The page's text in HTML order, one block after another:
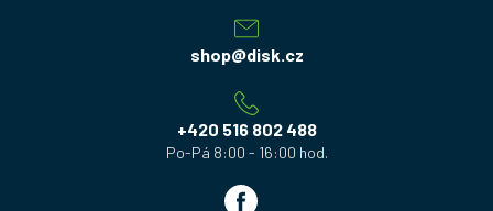
shop@disk.cz
+420 516 802 488